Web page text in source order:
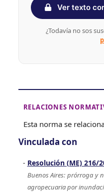
Ver texto
¿Todavía no sos
RELACIONES
Esta norma se
Vinculada con
Resolución (ME) 216/
Buenos Aires: prórroga y
agropecuaria por